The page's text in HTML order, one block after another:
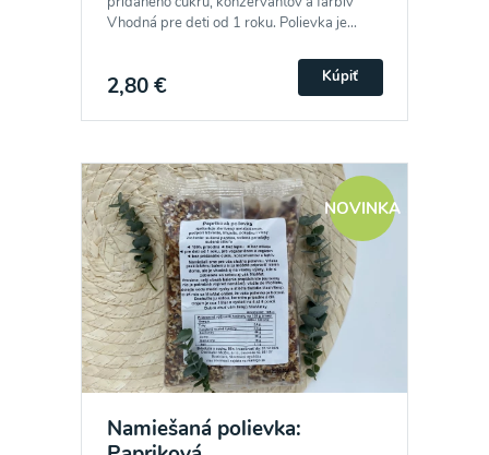
Vhodná pre deti od 1 roku. Polievka je...
2,80 € Kúpiť
NOVINKA
Namiešaná polievka: